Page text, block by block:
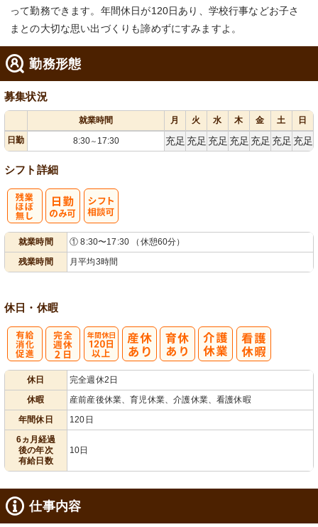
って勤務できます。年間休日が120日あり、学校行事などお子さ
まとの大切な思い出づくりも諦めずにすみますよ。
勤務形態
募集状況
就業時間 月 火 水 木 金 土
日
日勤
8:30～ 17:30 充足 充足 充足 充足 充足 充足 充足
シフト詳細
就業時間
① 8:30〜17:30 （休憩60分）
残業時間
月平均3時間
休日・休暇
休日
完全週休2日
休暇
産前産後休業、育児休業、介護休業、看護休暇
年間休日
120日
6ヵ月経過
後の年次
有給日数
10日
仕事内容